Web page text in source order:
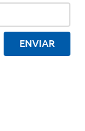
ENVIAR